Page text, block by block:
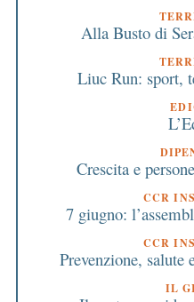
Alla Busto di
Liuc Run: sport,
Crescita e
CCR
7 giugno:
CCR
Prevenzione,
IL